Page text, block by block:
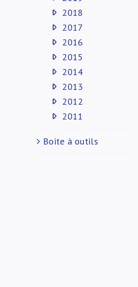
2018
2017
2016
2015
2014
2013
2012
2011
Boite à outils